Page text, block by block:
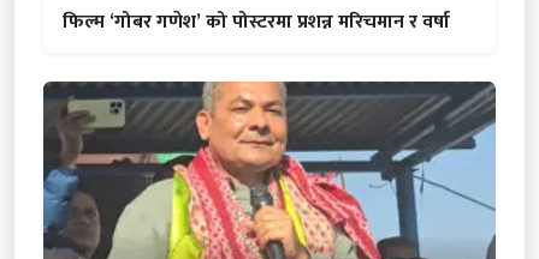
फिल्म ‘गोबर गणेश’ को पोस्टरमा प्रशन्न मरिचमान र वर्षा